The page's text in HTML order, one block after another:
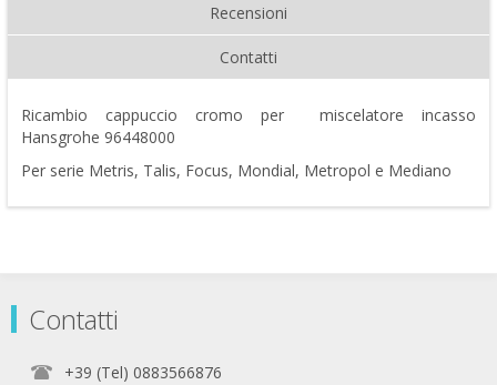
Recensioni
Contatti
Ricambio cappuccio cromo per miscelatore incasso
Hansgrohe 96448000
Per serie Metris, Talis, Focus, Mondial, Metropol e Mediano
Contatti
+39 (Tel) 0883566876